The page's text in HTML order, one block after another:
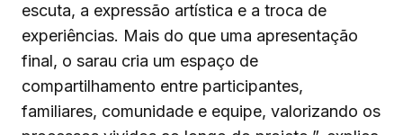
escuta, a expressão artística e a troca de
experiências. Mais do que uma apresentação
final, o sarau cria um espaço de
compartilhamento entre participantes,
familiares, comunidade e equipe, valorizando os